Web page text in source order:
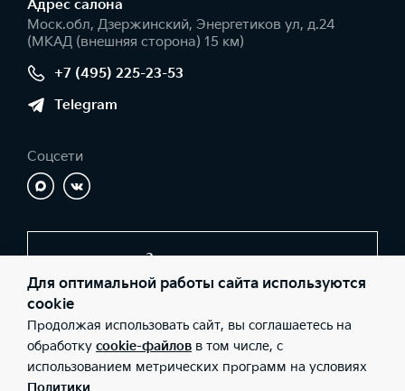
Адрес салонa
Моск.обл, Дзержинский, Энергетиков ул, д.24
(МКАД (внешняя сторона) 15 км)
+7 (495) 225-23-53
Telegram
Соцсети
Заказать звонок
© 2026 Юридические лица ООО «Авто-Спектр» (Фактический
адрес: Моск.обл, Дзержинский, Энергетиков ул, д.24 (МКАД
(внешняя сторона) 15 км); Телефон: +7 (495) 225-23-53; ИНН:
7717545667; ОГРН: 1057749167629), ООО «Киа Россия и СНГ»
(Фактический адрес: г.Москва, Валовая 26; Телефон: 8 800 301
Для оптимальной работы сайта используются
cookie
Продолжая использовать сайт, вы соглашаетесь на
обработку cookie-файлов в том числе, с
использованием метрических программ на условиях
Политики